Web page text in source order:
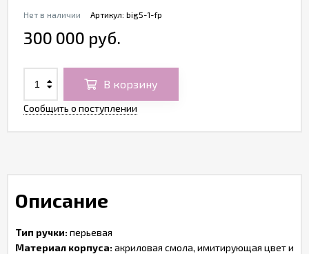
Артикул: big5-1-fp
Нет в наличии
300 000 руб.
В корзину
Сообщить о поступлении
Описание
Тип ручки:перьевая
Материал корпуса:акриловая смола, имитирующая цвет и